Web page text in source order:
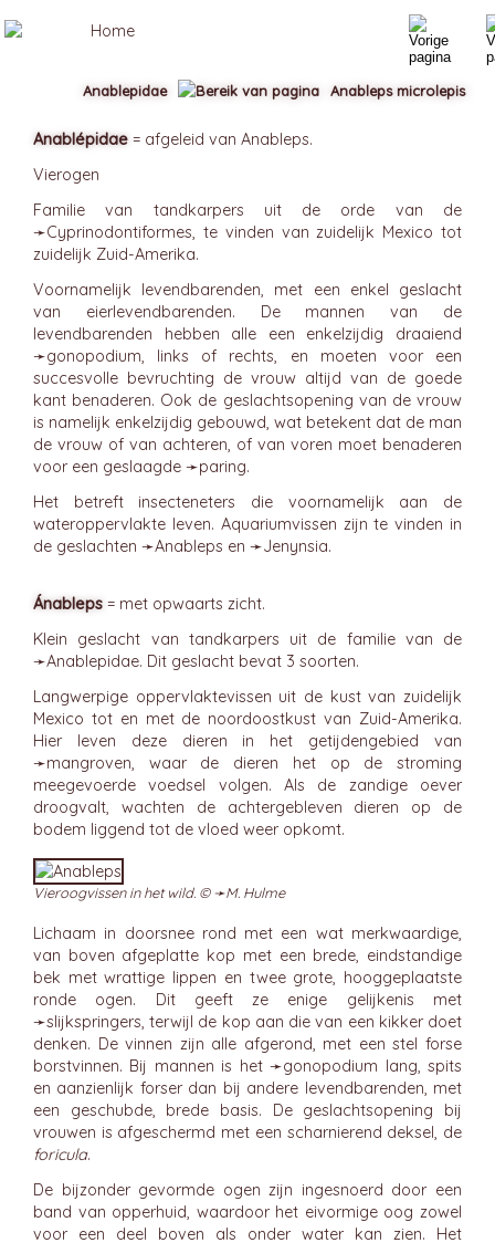
Anablépidae = afgeleid van Anableps.
Vierogen
Familie van tandkarpers uit de orde van de
➛Cyprinodontiformes, te vinden van zuidelijk Mexico tot
zuidelijk Zuid-Amerika.
Voornamelijk levendbarenden, met een enkel geslacht
van eierlevendbarenden. De mannen van de
levendbarenden hebben alle een enkelzijdig draaiend
➛gonopodium, links of rechts, en moeten voor een
succesvolle bevruchting de vrouw altijd van de goede
kant benaderen. Ook de geslachtsopening van de vrouw
is namelijk enkelzijdig gebouwd, wat betekent dat de man
de vrouw of van achteren, of van voren moet benaderen
voor een geslaagde ➛paring.
Het betreft insecteneters die voornamelijk aan de
wateroppervlakte leven. Aquariumvissen zijn te vinden in
de geslachten ➛Anableps en ➛Jenynsia.
Ánableps = met opwaarts zicht.
Klein geslacht van tandkarpers uit de familie van de
➛Anablepidae. Dit geslacht bevat 3 soorten.
Langwerpige oppervlaktevissen uit de kust van zuidelijk
Mexico tot en met de noordoostkust van Zuid-Amerika.
Hier leven deze dieren in het getijdengebied van
➛mangroven, waar de dieren het op de stroming
meegevoerde voedsel volgen. Als de zandige oever
droogvalt, wachten de achtergebleven dieren op de
bodem liggend tot de vloed weer opkomt.
Vieroogvissen in het wild. © ➛M. Hulme
Lichaam in doorsnee rond met een wat merkwaardige,
van boven afgeplatte kop met een brede, eindstandige
bek met wrattige lippen en twee grote, hooggeplaatste
ronde ogen. Dit geeft ze enige gelijkenis met
➛slijkspringers, terwijl de kop aan die van een kikker doet
denken. De vinnen zijn alle afgerond, met een stel forse
borstvinnen. Bij mannen is het ➛gonopodium lang, spits
en aanzienlijk forser dan bij andere levendbarenden, met
een geschubde, brede basis. De geslachtsopening bij
vrouwen is afgeschermd met een scharnierend deksel, de
foricula.
De bijzonder gevormde ogen zijn ingesnoerd door een
band van opperhuid, waardoor het eivormige oog zowel
voor een deel boven als onder water kan zien. Het
Anablepidae Anableps microlepis